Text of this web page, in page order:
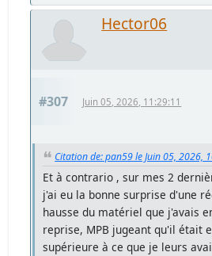
Hector06
#307 Juin 05, 2026, 11:29:11
Citation de: pan59 le Juin 05, 2026,
Et à contrario , sur mes 2
j'ai eu la bonne surprise d'une
hausse du matériel que j'avais
reprise, MPB jugeant qu'il était
supérieure à ce que je leurs